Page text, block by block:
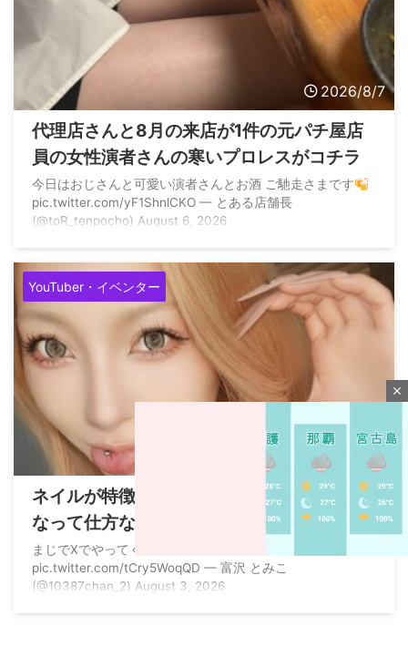
2026/8/7
代理店さんと8月の来店が1件の元パチ屋店
員の女性演者さんの寒いプロレスがコチラ
今日はおじさんと可愛い演者さんとお酒 ご馳走さまです
pic.twitter.com/yF1ShnlCKO — とある店舗長
(@toR_tenpocho) August 6, 2026
YouTuber・イベンター
2026/8/6
ネイルが特徴的な女性演者さん「指が気に
なって仕方ない、スロには不向き」とイン
スタで言われてしまう
まじでXでやってくれよ案件。
pic.twitter.com/tCry5WoqQD — 富沢 とみこ
(@10387chan_2) August 3, 2026
close